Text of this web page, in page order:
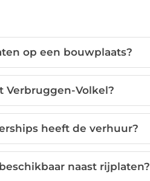
op een bouwplaats?
Verbruggen-Volkel?
heeft de verhuur?
naast rijplaten?